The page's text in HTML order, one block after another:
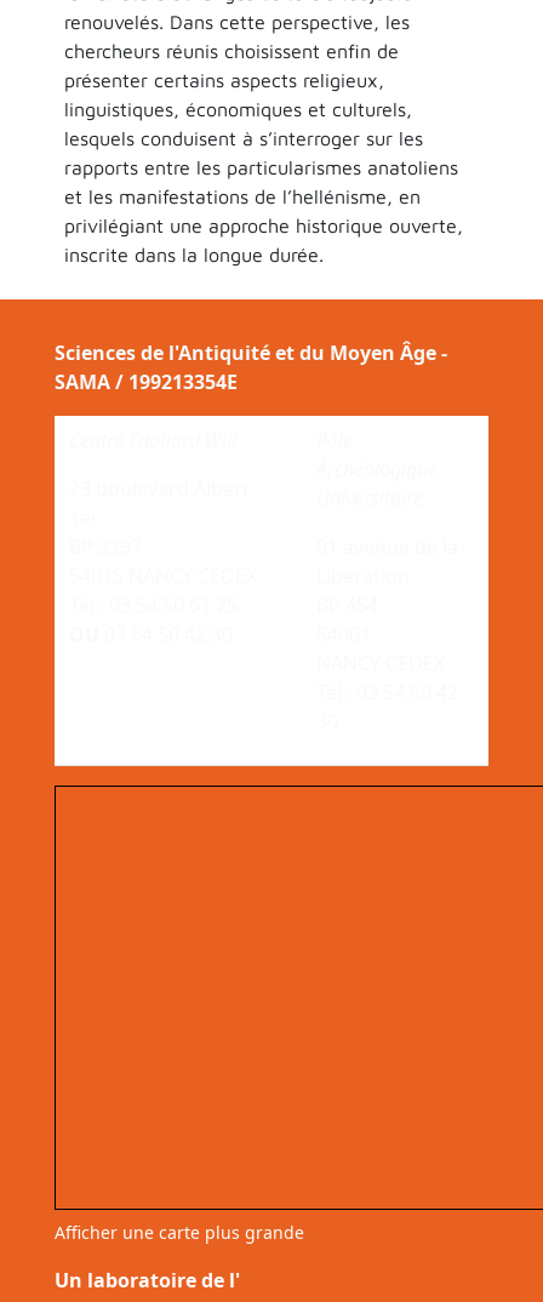
renouvelés. Dans cette perspective, les
chercheurs réunis choisissent enfin de
présenter certains aspects religieux,
linguistiques, économiques et culturels,
lesquels conduisent à s’interroger sur les
rapports entre les particularismes anatoliens
et les manifestations de l’hellénisme, en
privilégiant une approche historique ouverte,
inscrite dans la longue durée.
Sciences de l'Antiquité et du Moyen Âge -
SAMA / 199213354E
Afficher une carte plus grande
Un laboratoire de l'